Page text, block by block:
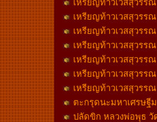
เหรียญท้าวเวสสุวรร
เหรียญท้าวเวสสุวรร
เหรียญท้าวเวสสุวรร
เหรียญท้าวเวสสุวรร
เหรียญท้าวเวสสุวรร
เหรียญท้าวเวสสุวรร
เหรียญท้าวเวสสุวรร
ตะกรุดนะมหาเศรษฐี
ปลัดขิก หลวงพ่อพุธ